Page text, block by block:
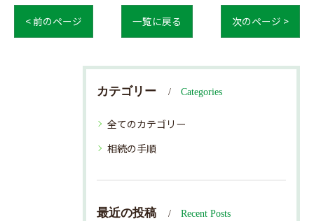
< 前のページ 一覧に戻る 次のページ >
カテゴリー Categories
全てのカテゴリー
相続の手順
最近の投稿 Recent Posts